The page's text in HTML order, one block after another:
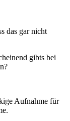
das gar nicht
gibts bei
Aufnahme für